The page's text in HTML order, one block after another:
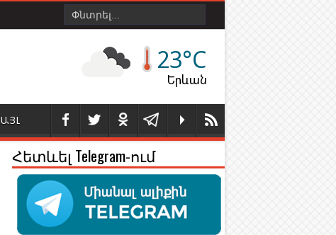
23°C
Երևան
ԱՅԼ
Հետևել Telegram-ում